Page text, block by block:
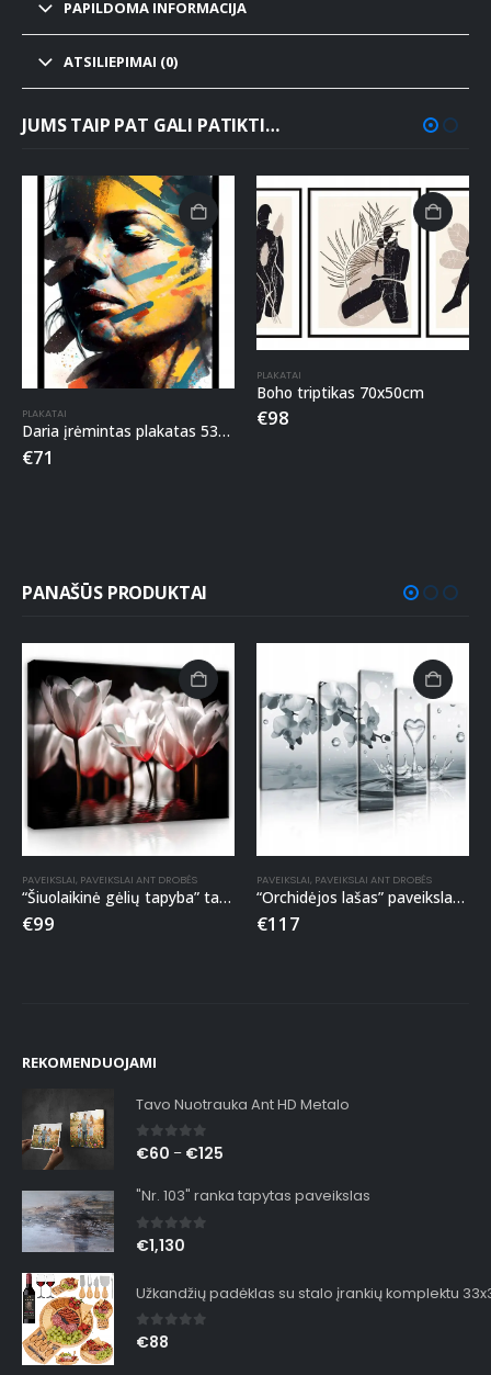
PAPILDOMA INFORMACIJA
ATSILIEPIMAI (0)
JUMS TAIP PAT GALI PATIKTI…
PLAKATAI
Daria įrėmintas plakatas 53x73cm
€71
PLAKATAI
Boho triptikas 70x50cm
€98
PANAŠŪS PRODUKTAI
PAVEIKSLAI, PAVEIKSLAI ANT DROBĖS
“Šiuolaikinė gėlių tapyba” tapyba ant drobės
€99
PAVEIKSLAI, PAVEIKSLAI ANT DROBĖS
“Orchidėjos lašas” paveikslas ant drobės
€117
REKOMENDUOJAMI
Tavo Nuotrauka Ant HD Metalo
0out of 5
€60 – €125
"Nr. 103" ranka tapytas paveikslas
0out of 5
€1,130
Užkandžių padėklas su stalo įrankių komplektu
0out of 5
€88